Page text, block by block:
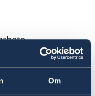
Om
egenmakt
i en svår
EU och Nato